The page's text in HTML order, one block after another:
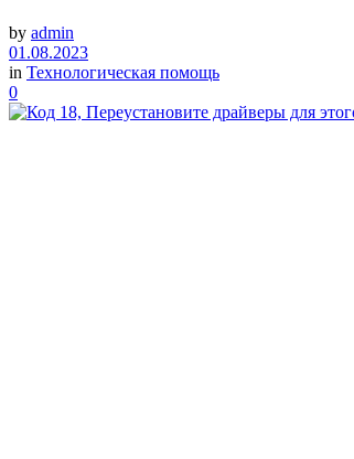
by admin
01.08.2023
in Технологическая помощь
0